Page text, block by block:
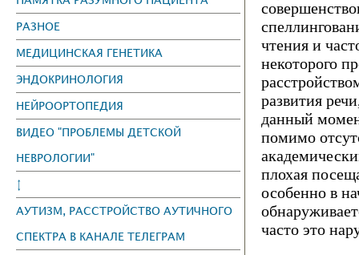
РАЗНОЕ
МЕДИЦИНСКАЯ ГЕНЕТИКА
ЭНДОКРИНОЛОГИЯ
НЕЙРООРТОПЕДИЯ
ВИДЕО "ПРОБЛЕМЫ ДЕТСКОЙ
НЕВРОЛОГИИ"
↕
АУТИЗМ, РАССТРОЙСТВО АУТИЧНОГО
СПЕКТРА В КАНАЛЕ ТЕЛЕГРАМ
чтения и
некоторого
развития
данный
помимо
плохая
особенно в
часто это